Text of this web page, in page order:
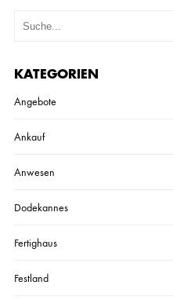
KATEGORIEN
Angebote
Ankauf
Anwesen
Dodekannes
Fertighaus
Festland